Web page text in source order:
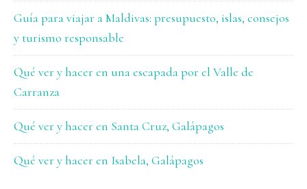
Guía para viajar a Maldivas: presupuesto, islas, consejos
y turismo responsable
Qué ver y hacer en una escapada por el Valle de
Carranza
Qué ver y hacer en Santa Cruz, Galápagos
Qué ver y hacer en Isabela, Galápagos